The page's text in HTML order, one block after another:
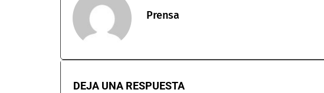
Prensa
DEJA UNA RESPUESTA